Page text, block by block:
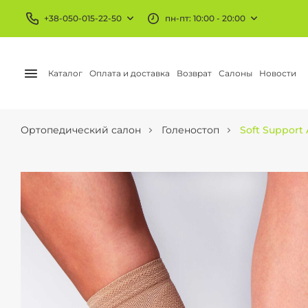
+38-050-015-22-50 пн-пт: 10:00 - 20:00
Каталог
БАНДАЖИ И ОРТЕЗЫ
Шея и плечо
Гольфы
Колготы
АЕ трикотаж
Оплата и доставка Возврат Салоны Новости
Ортопедический салон Голеностоп Soft Support